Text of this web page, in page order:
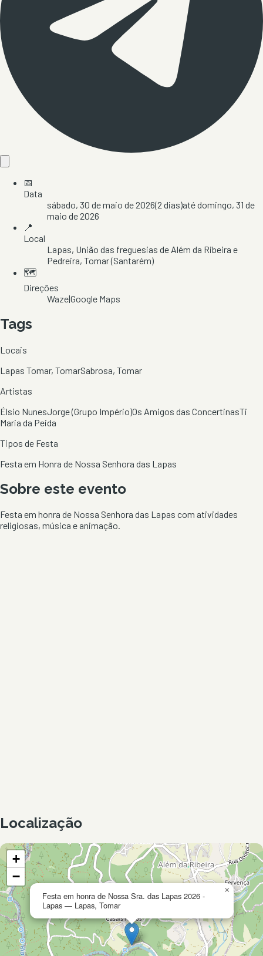
📅
Data
sábado, 30 de maio de 2026(2 dias)atédomingo, 31 de
maio de 2026
📍
Local
Lapas, União das freguesias de Além da Ribeira e
Pedreira, Tomar(Santarém)
🗺️
Direções
Waze|Google Maps
Tags
Locais
Lapas Tomar, TomarSabrosa, Tomar
Artistas
Élsio NunesJorge (Grupo Império)Os Amigos das ConcertinasTi
Maria da Peida
Tipos de Festa
Festa em Honra de Nossa Senhora das Lapas
Sobre este evento
Festa em honra de Nossa Senhora das Lapas com atividades
religiosas, música e animação.
Localização
Festa em honra de Nossa Sra. das Lapas 2026 -
Lapas — Lapas, Tomar
×
+
−